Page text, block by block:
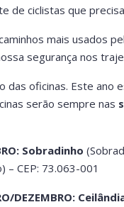
de ciclistas que
mais usados
segurança nos
das oficinas. Este
serão sempre nas
Sobradinho
– CEP: 73.063-001
DEZEMBRO: